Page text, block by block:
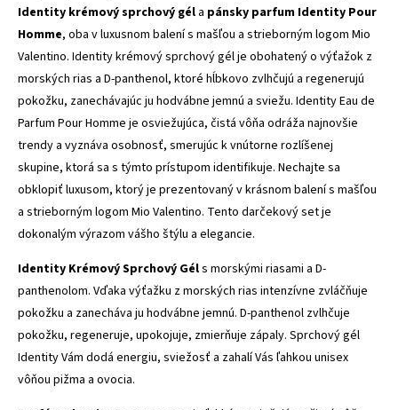
Identity krémový sprchový gél a pánsky parfum Identity Pour
Homme, oba v luxusnom balení s mašľou a strieborným logom Mio
Valentino. Identity krémový sprchový gél je obohatený o výťažok z
morských rias a D-panthenol, ktoré hĺbkovo zvlhčujú a regenerujú
pokožku, zanechávajúc ju hodvábne jemnú a sviežu. Identity Eau de
Parfum Pour Homme je osviežujúca, čistá vôňa odráža najnovšie
trendy a vyznáva osobnosť, smerujúc k vnútorne rozlíšenej
skupine, ktorá sa s týmto prístupom identifikuje. Nechajte sa
obklopiť luxusom, ktorý je prezentovaný v krásnom balení s mašľou
a strieborným logom Mio Valentino. Tento darčekový set je
dokonalým výrazom vášho štýlu a elegancie.
Identity Krémový Sprchový Géls morskými riasami a D-
panthenolom. Vďaka výťažku z morských rias intenzívne zvláčňuje
pokožku a zanecháva ju hodvábne jemnú. D-panthenol zvlhčuje
pokožku, regeneruje, upokojuje, zmierňuje zápaly. Sprchový gél
Identity Vám dodá energiu, sviežosť a zahalí Vás ľahkou unisex
vôňou pižma a ovocia.